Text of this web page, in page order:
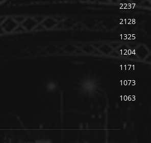
2237
2128
1325
1204
1171
1073
1063